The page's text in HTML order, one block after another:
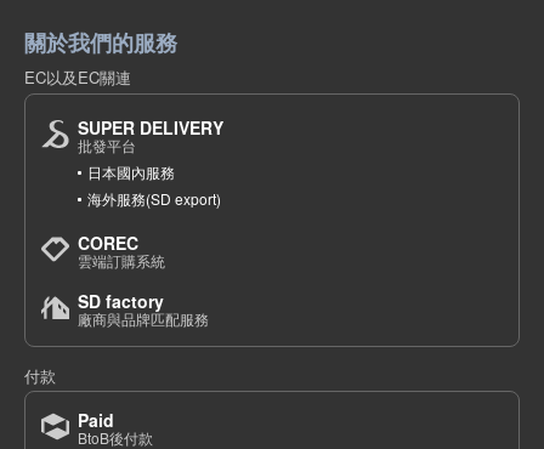
關於我們的服務
EC以及EC關連
SUPER DELIVERY
批發平台
日本國內服務
海外服務(SD export)
COREC
雲端訂購系統
SD factory
廠商與品牌匹配服務
付款
Paid
BtoB後付款